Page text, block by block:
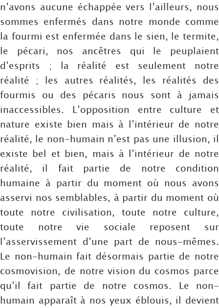
n’avons aucune échappée vers l’ailleurs, nous
sommes enfermés dans notre monde comme
la fourmi est enfermée dans le sien, le termite,
le pécari, nos ancêtres qui le peuplaient
d’esprits ; la réalité est seulement notre
réalité ; les autres réalités, les réalités des
fourmis ou des pécaris nous sont à jamais
inaccessibles. L’opposition entre culture et
nature existe bien mais à l’intérieur de notre
réalité, le non-humain n’est pas une illusion, il
existe bel et bien, mais à l’intérieur de notre
réalité, il fait partie de notre condition
humaine à partir du moment où nous avons
asservi nos semblables, à partir du moment où
toute notre civilisation, toute notre culture,
toute notre vie sociale reposent sur
l’asservissement d’une part de nous-mêmes.
Le non-humain fait désormais partie de notre
cosmovision, de notre vision du cosmos parce
qu’il fait partie de notre cosmos. Le non-
humain apparaît à nos yeux éblouis, il devient